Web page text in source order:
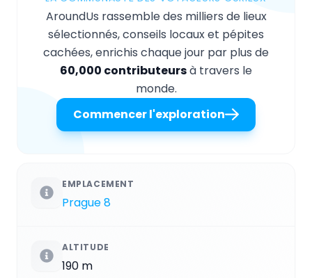
AroundUs rassemble des milliers de lieux
sélectionnés, conseils locaux et pépites
cachées, enrichis chaque jour par plus de
60,000 contributeursà travers le
monde.
Commencer l'exploration
EMPLACEMENT
Prague 8
ALTITUDE
190 m